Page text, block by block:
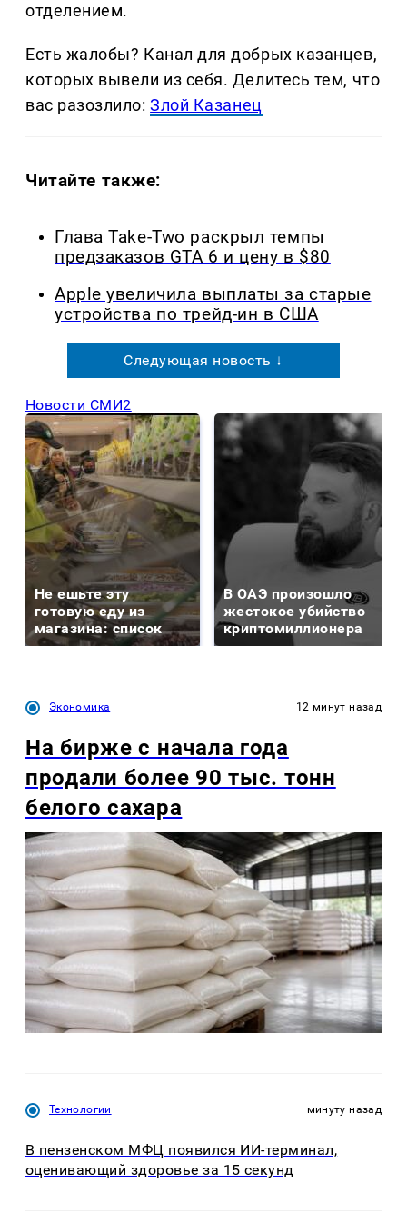
отделением.
Есть жалобы? Канал для добрых казанцев,
которых вывели из себя. Делитеcь тем, что
вас разозлило:Злой Казанец
Читайте также:
Глава Take-Two раскрыл темпы
предзаказов GTA 6 и цену в $80
Apple увеличила выплаты за старые
устройства по трейд-ин в США
Следующая новость ↓
Новости СМИ2
Не ешьте эту
готовую еду из
магазина: список
В ОАЭ произошло
жестокое убийство
криптомиллионера
Экономика 12 минут назад
На бирже с начала года
продали более 90 тыс. тонн
белого сахара
Технологии минуту назад
В пензенском МФЦ появился ИИ-терминал,
оценивающий здоровье за 15 секунд